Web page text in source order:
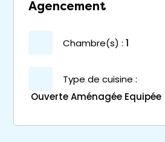
Agencement
chambre(s) : 1
Type de cuisine :
Ouverte Aménagée Equipée